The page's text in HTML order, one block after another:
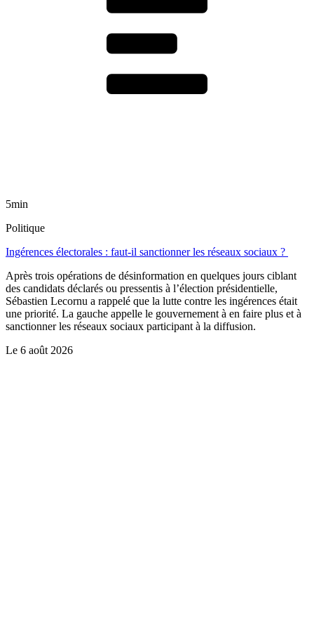
5min
Politique
Ingérences électorales : faut-il sanctionner les réseaux sociaux ?
Après trois opérations de désinformation en quelques jours ciblant
des candidats déclarés ou pressentis à l’élection présidentielle,
Sébastien Lecornu a rappelé que la lutte contre les ingérences était
une priorité. La gauche appelle le gouvernement à en faire plus et à
sanctionner les réseaux sociaux participant à la diffusion.
Le 6 août 2026